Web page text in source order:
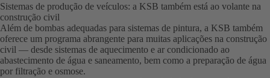
Sistemas de produção de veículos: a KSB também está ao volante na
construção civil
Além de bombas adequadas para sistemas de pintura, a KSB também
oferece um programa abrangente para muitas aplicações na construção
civil — desde sistemas de aquecimento e ar condicionado ao
abastecimento de água e saneamento, bem como a preparação de água
por filtração e osmose.